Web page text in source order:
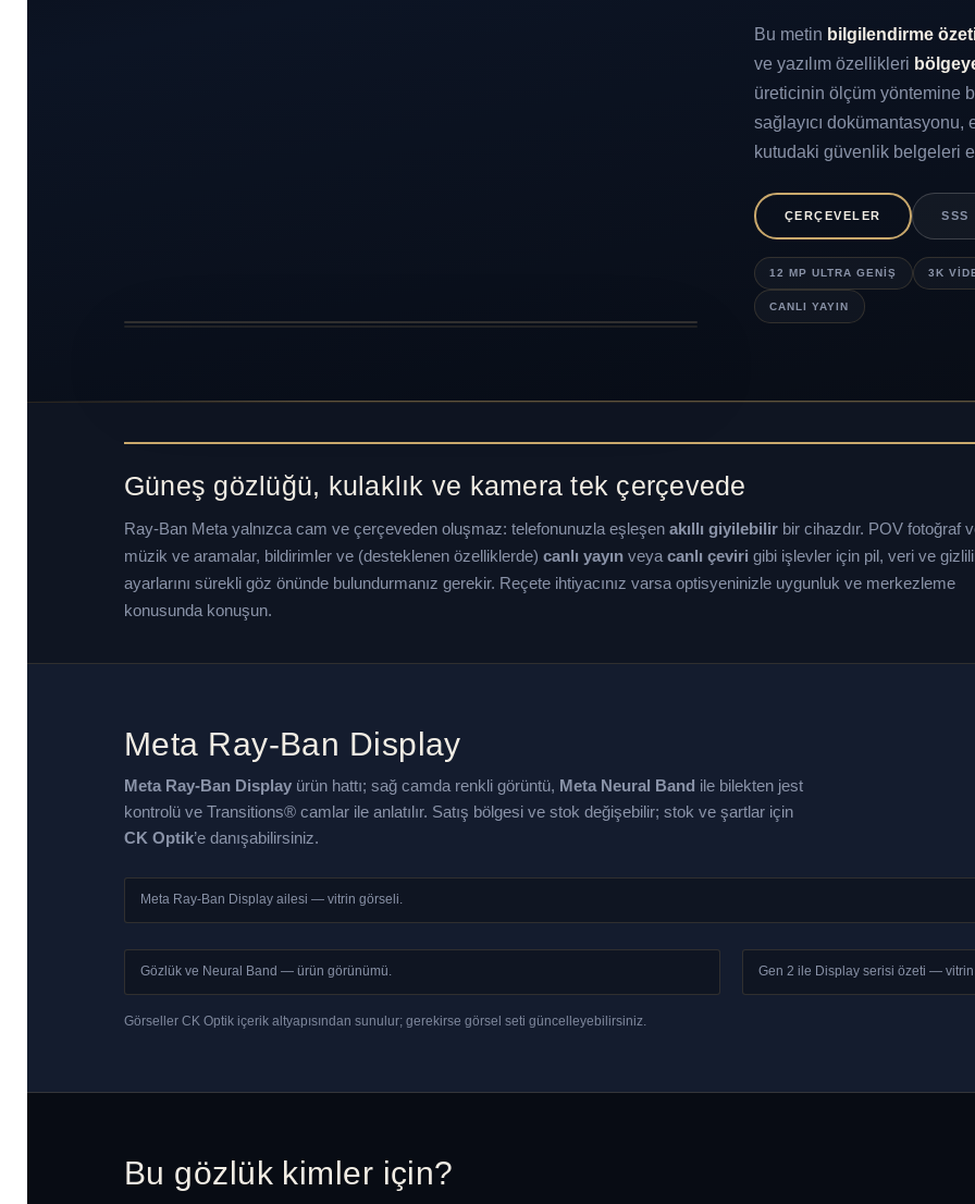
Bu metin bilgilendirme
ve yazılım özellikleri
üreticinin ölçüm yöntemine
sağlayıcı
kutudaki güvenlik belgeleri
ÇERÇEVELER SSS
12 MP ULTRA GENIŞ 3K
CANLI YAYIN
Güneş gözlüğü, kulaklık ve kamera tek çerçevede
Ray-Ban Meta yalnızca cam ve çerçeveden oluşmaz: telefonunuzla eşleşen akıllı giyilebilir bir cihazdır. POV fotoğraf
müzik ve aramalar, bildirimler ve (desteklenen özelliklerde) canlı yayın veya canlı çeviri gibi işlevler için pil, veri ve
ayarlarını sürekli göz önünde bulundurmanız gerekir. Reçete ihtiyacınız varsa optisyeninizle uygunluk ve merkezleme
konusunda konuşun.
Meta Ray-Ban Display
Meta Ray-Ban Display ürün hattı; sağ camda renkli görüntü, Meta Neural Band ile bilekten jest
kontrolü ve Transitions® camlar ile anlatılır. Satış bölgesi ve stok değişebilir; stok ve şartlar için
CK Optik’e danışabilirsiniz.
Meta Ray-Ban Display ailesi — vitrin görseli.
Gözlük ve Neural Band — ürün görünümü. Gen 2 ile Display serisi özeti —
Görseller CK Optik içerik altyapısından sunulur; gerekirse görsel seti güncelleyebilirsiniz.
Bu gözlük kimler için?